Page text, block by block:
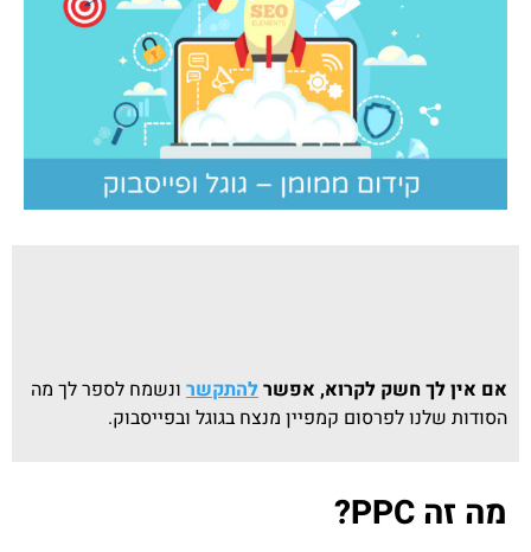
אם אין לך חשק לקרוא, אפשרלהתקשר ונשמח לספר לך מה
הסודות שלנו לפרסום קמפיין מנצח בגוגל ובפייסבוק.
מה זה PPC?